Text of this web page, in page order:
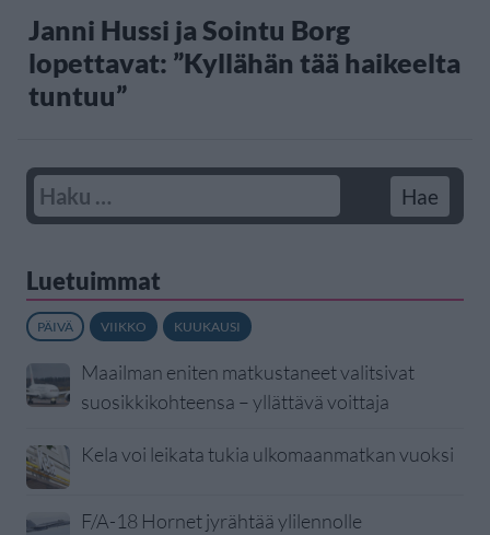
Janni Hussi ja Sointu Borg
lopettavat: ”Kyllähän tää haikeelta
tuntuu”
Luetuimmat
PÄIVÄ VIIKKO KUUKAUSI
Maailman eniten matkustaneet valitsivat
suosikkikohteensa – yllättävä voittaja
Kela voi leikata tukia ulkomaanmatkan vuoksi
F/A-18 Hornet jyrähtää ylilennolle